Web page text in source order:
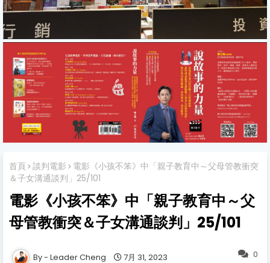
首頁 談判電影
電影《小孩不笨》中「親子教育中～父母管教衝突
＆子女溝通談判」25/101
電影《小孩不笨》中「親子教育中～父
母管教衝突＆子女溝通談判」25/101
0
Leader Cheng 7月 31, 2023